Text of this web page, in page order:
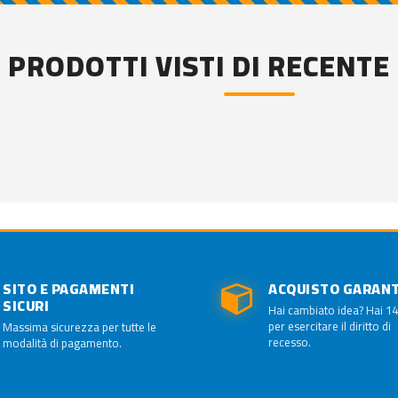
PRODOTTI VISTI DI RECENTE
SITO E PAGAMENTI
SICURI
Massima sicurezza per tutte le
modalità di pagamento.
ACQUISTO
Hai cambiato idea? Hai
per esercitare il diritto di
recesso.